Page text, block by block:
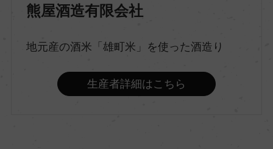
原料米熊屋酒造有限会社
地元産の酒米「雄町米」を使った酒造り
生産者詳細はこちら